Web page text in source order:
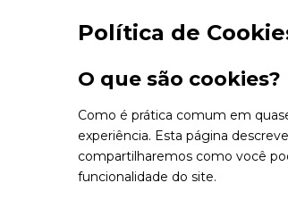
Política de
O que são cookies?
Como é prática comum em
experiência. Esta página
compartilharemos como você
funcionalidade do site.